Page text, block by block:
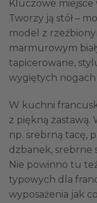
Kluczowe
Tworzy ją stół –
model z
marmurowym
tapicerowane,
wygiętych nogach
W kuchni
z piękną zastawą.
np. srebrną tacę,
dzbanek, srebrne
Nie powinno tu
typowych dla
wyposażenia jak